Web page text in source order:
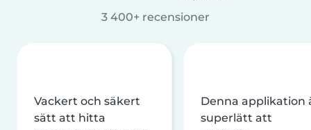
3 400+ recensioner
Vackert och säkert
sätt att hitta
Denna applikation
superlätt att